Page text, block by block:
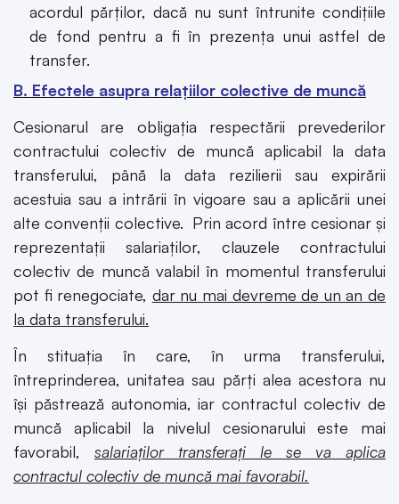
acordul părților, dacă nu sunt întrunite condițiile
de fond pentru a fi în prezența unui astfel de
transfer.
B. Efectele asupra relațiilor colective de muncă
Cesionarul are obligația respectării prevederilor
contractului colectiv de muncă aplicabil la data
transferului, până la data rezilierii sau expirării
acestuia sau a intrării în vigoare sau a aplicării unei
alte convenții colective. Prin acord între cesionar și
reprezentații salariaților, clauzele contractului
colectiv de muncă valabil în momentul transferului
pot fi renegociate, dar nu mai devreme de un an de
la data transferului.
În stituația în care, în urma transferului,
întreprinderea, unitatea sau părți alea acestora nu
își păstrează autonomia, iar contractul colectiv de
muncă aplicabil la nivelul cesionarului este mai
favorabil, salariaților transferați le se va aplica
contractul colectiv de muncă mai favorabil.